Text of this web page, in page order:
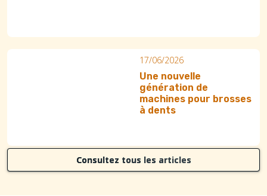
17/06/2026
Une nouvelle
génération de
machines pour brosses
à dents
Consultez tous les articles